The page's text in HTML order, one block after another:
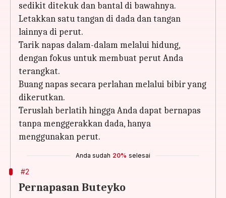
sedikit ditekuk dan bantal di bawahnya.
Letakkan satu tangan di dada dan tangan
lainnya di perut.
Tarik napas dalam-dalam melalui hidung,
dengan fokus untuk membuat perut Anda
terangkat.
Buang napas secara perlahan melalui bibir yang
dikerutkan.
Teruslah berlatih hingga Anda dapat bernapas
tanpa menggerakkan dada, hanya
menggunakan perut.
Anda sudah 20% selesai
#2
Pernapasan Buteyko